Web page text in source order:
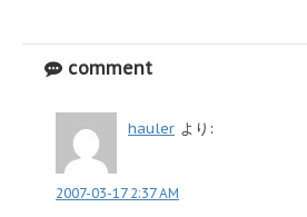
comment
hauler より:
2007-03-17 2:37 AM